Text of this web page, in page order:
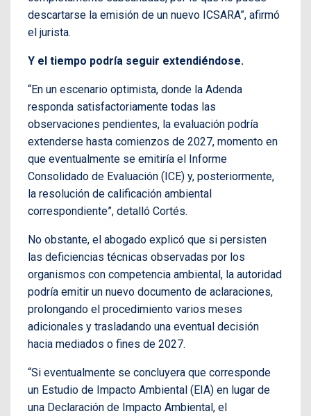
descartarse la emisión de un nuevo ICSARA”, afirmó
el jurista.
Y el tiempo podría seguir extendiéndose.
“En un escenario optimista, donde la Adenda
responda satisfactoriamente todas las
observaciones pendientes, la evaluación podría
extenderse hasta comienzos de 2027, momento en
que eventualmente se emitiría el Informe
Consolidado de Evaluación (ICE) y, posteriormente,
la resolución de calificación ambiental
correspondiente”, detalló Cortés.
No obstante, el abogado explicó que si persisten
las deficiencias técnicas observadas por los
organismos con competencia ambiental, la autoridad
podría emitir un nuevo documento de aclaraciones,
prolongando el procedimiento varios meses
adicionales y trasladando una eventual decisión
hacia mediados o fines de 2027.
“Si eventualmente se concluyera que corresponde
un Estudio de Impacto Ambiental (EIA) en lugar de
una Declaración de Impacto Ambiental, el